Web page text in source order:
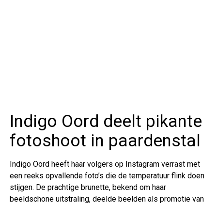
Indigo Oord deelt pikante
fotoshoot in paardenstal
Indigo Oord heeft haar volgers op Instagram verrast met
een reeks opvallende foto’s die de temperatuur flink doen
stijgen. De prachtige brunette, bekend om haar
beeldschone uitstraling, deelde beelden als promotie van